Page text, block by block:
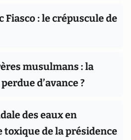
Fiasco : le crépuscule de
musulmans : la
d’avance ?
des eaux en
de la présidence